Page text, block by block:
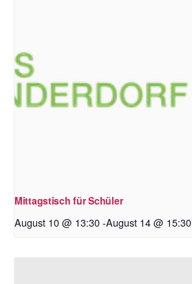
Mittagstisch für Schüler
August 10 @ 13:30-August 14 @ 15:30